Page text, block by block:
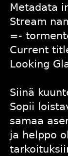
Metadata
Stream
=-
Current
Looking
Siinä
Sopii
samaa
ja helppo